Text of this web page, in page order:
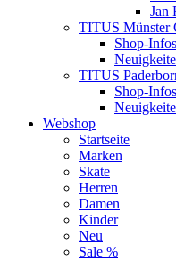
Jan
TITUS Münster
Shop-Infos
TITUS
Shop-Infos
Webshop
Startseite
Marken
Skate
Herren
Damen
Kinder
Neu
Sale %